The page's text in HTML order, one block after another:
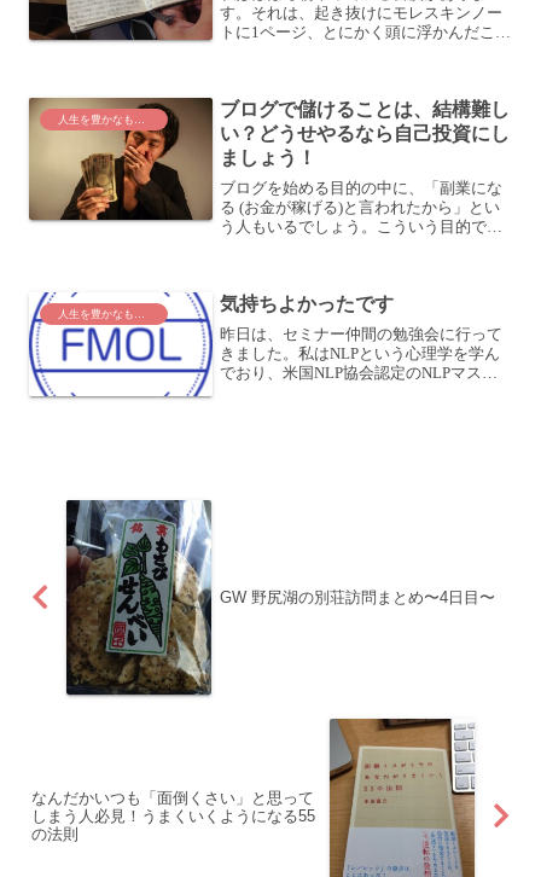
果を実感
す。それは、起き抜けにモレスキンノー
トに1ページ、とにかく頭に浮かんだこと
「モーニングページ」のススメ...
人生を豊かなものに
ブログで儲けることは、結構難し
い？どうせやるなら自己投資にし
ましょう！
ブログを始める目的の中に、「副業にな
る (お金が稼げる)と言われたから」とい
う人もいるでしょう。こういう目的でブ
場調査2013を発表...
人生を豊かなものに 気持ちよかったです
昨日は、セミナー仲間の勉強会に行って
きました。私はNLPという心理学を学ん
でおり、米国NLP協会認定のNLPマスタ
GW 野尻湖の別荘訪問まとめ〜4日目〜
なんだかいつも「面倒くさい」と思って
しまう人必見！うまくいくようになる55
の法則